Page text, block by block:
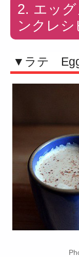
2. エッ
ンクレシ
▼ラテ